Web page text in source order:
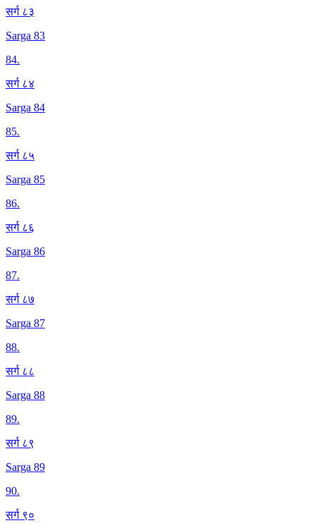
सर्ग ८३
Sarga 83
84.
सर्ग ८४
Sarga 84
85.
सर्ग ८५
Sarga 85
86.
सर्ग ८६
Sarga 86
87.
सर्ग ८७
Sarga 87
88.
सर्ग ८८
Sarga 88
89.
सर्ग ८९
Sarga 89
90.
सर्ग ९०